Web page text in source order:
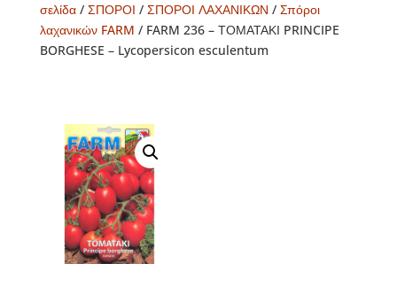
σελίδα/ ΣΠΟΡΟΙ / ΣΠΟΡΟΙ ΛΑΧΑΝΙΚΩΝ / Σπόροι
λαχανικών FARM / FARM 236 – ΤΟΜΑΤΑΚΙ PRINCIPE
BORGHESE – Lycopersicon esculentum